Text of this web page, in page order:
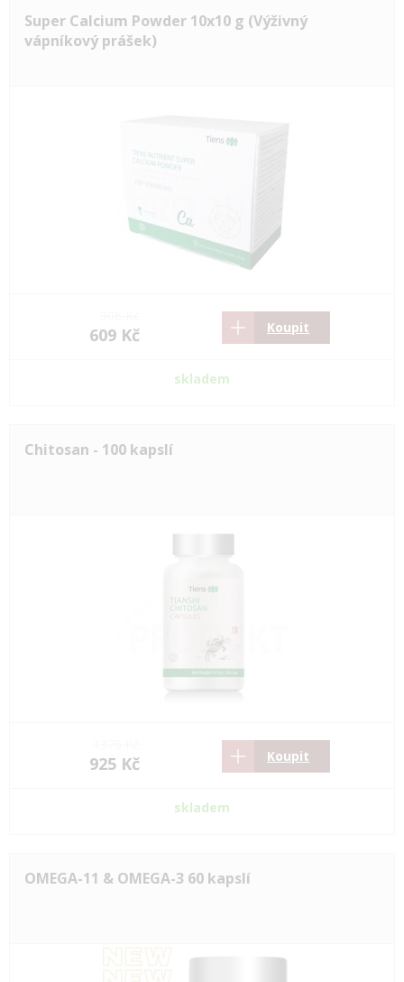
Super Calcium Powder 10x10 g (Výživný
vápníkový prášek)
609 Kč Koupit
skladem
Chitosan - 100 kapslí
925 Kč Koupit
skladem
OMEGA-11 & OMEGA-3 60 kapslí